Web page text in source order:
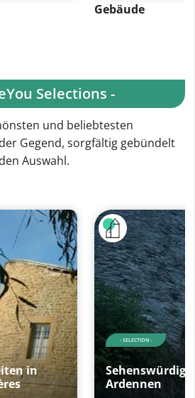
Gebäude
Selections -
und beliebtesten
Gegend, sorgfältig gebündelt
Auswahl.
in
- SELECTION -
Ardennen